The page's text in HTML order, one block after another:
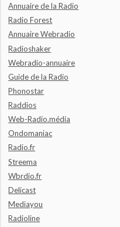
Annuaire de la Radio
Radio Forest
Annuaire Webradio
Radioshaker
Webradio-annuaire
Guide de la Radio
Phonostar
Raddios
Web-Radio.média
Ondomaniac
Radio.fr
Streema
Wbrdio.fr
Delicast
Mediayou
Radioline